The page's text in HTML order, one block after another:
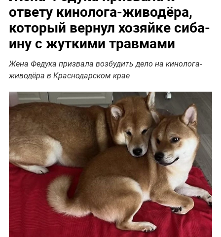
ответу кинолога-живодёра,
который вернул хозяйке сиба-
ину с жуткими травмами
Жена Федука призвала возбудить дело на кинолога-
живодёра в Краснодарском крае